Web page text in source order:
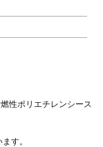
性ポリエチレンシース
す。